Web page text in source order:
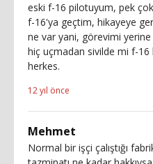
eski f-16 pilotuyum, pek
f-16'ya geçtim, hikayeye
ne var yani, görevimi
hiç uçmadan sivilde mi f-16
herkes.
12 yıl önce
Mehmet
Normal bir işçi çalıştığı